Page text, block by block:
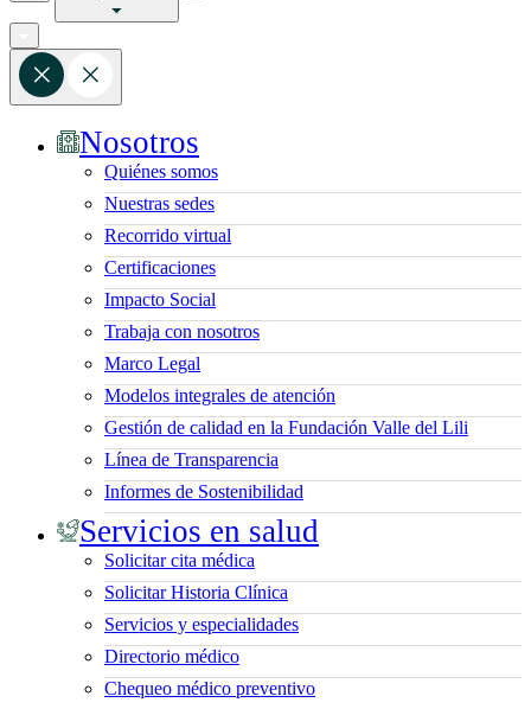
Nosotros
Quiénes somos
Nuestras sedes
Recorrido virtual
Certificaciones
Impacto Social
Trabaja con nosotros
Marco Legal
Modelos integrales de atención
Gestión de calidad en la Fundación Valle del Lili
Línea de Transparencia
Informes de Sostenibilidad
Servicios en salud
Solicitar cita médica
Solicitar Historia Clínica
Servicios y especialidades
Directorio médico
Chequeo médico preventivo